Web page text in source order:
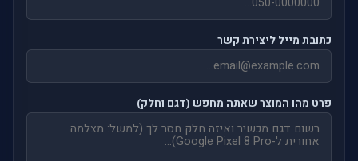
כתובת מייל ליצירת קשר
פרט מהו המוצר שאתה מחפש (דגם וחלק)